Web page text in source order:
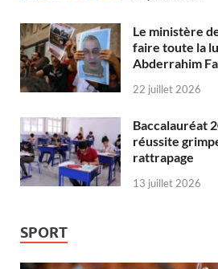
Le ministère
faire toute la
Abderrahim
22 juillet 2026
Baccalauréat
réussite
rattrapage
13 juillet 2026
SPORT